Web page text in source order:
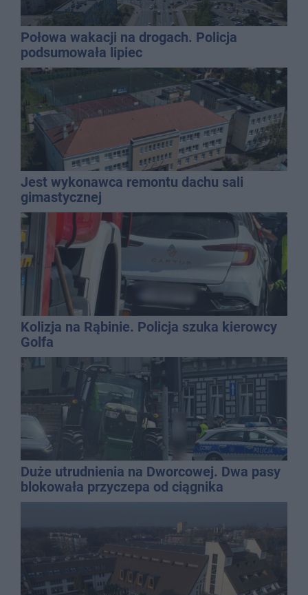
Połowa wakacji na drogach. Policja
podsumowała lipiec
Jest wykonawca remontu dachu sali
gimastycznej
Kolizja na Rąbinie. Policja szuka kierowcy
Golfa
Duże utrudnienia na Dworcowej. Dwa pasy
blokowała przyczepa od ciągnika